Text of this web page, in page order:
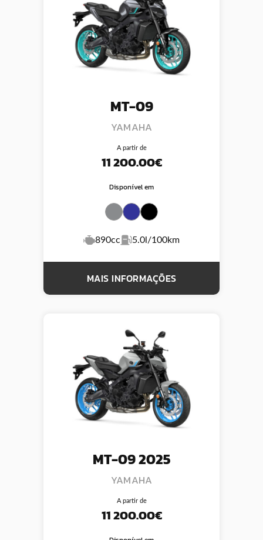
MT-09
YAMAHA
A partir de
11 200.00€
Disponível em
890cc 5.0l/100km
MAIS INFORMAÇÕES
MT-09 2025
YAMAHA
A partir de
11 200.00€